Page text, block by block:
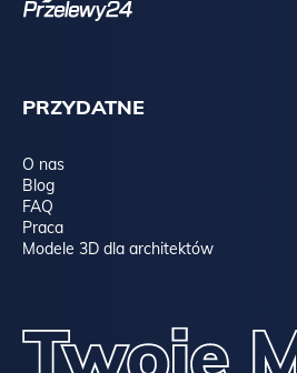
PRZYDATNE
O nas
Blog
FAQ
Praca
Modele 3D dla architektów